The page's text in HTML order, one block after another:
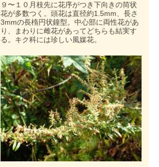
９〜１０月枝先に花序がつき下向きの筒状
花が多数つく。頭花は直径約1.5mm、長さ
3mmの長楕円状鐘型。中心部に両性花があ
り、まわりに雌花があってどちらも結実す
る。キク科には珍しい風媒花。